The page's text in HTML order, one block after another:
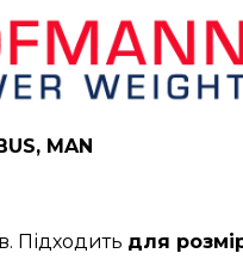
MAN
Підходить для